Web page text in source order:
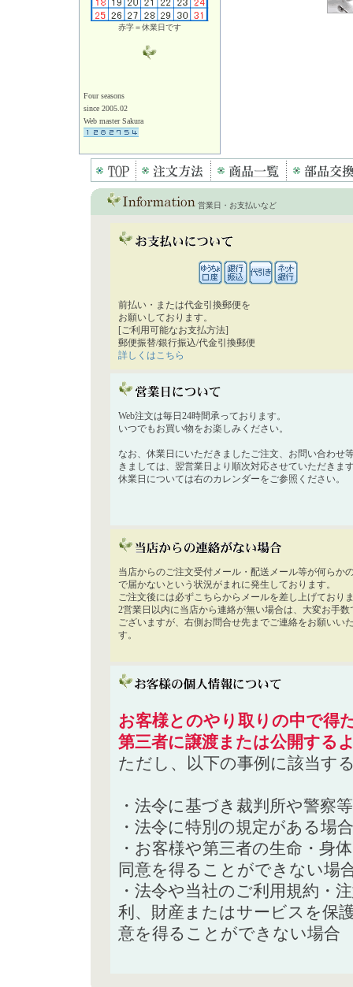
赤字＝休業日です
Four seasons
since 2005.02
Web master Sakura
営業日・お支払いなど
前払い・または代金引換郵便を
お願いしております。
[ご利用可能なお支払方法]
郵便振替/銀行振込/代金引換郵便
詳しくはこちら
Web注文は毎日24時間承っております。
いつでもお買い物をお楽しみください。
なお、休業日にいただきましたご注文、お問い合わせ
きましては、翌営業日より順次対応させていただきま
休業日については右のカレンダーをご参照ください。
当店からのご注文受付メール・配送メール等が何らか
で届かないという状況がまれに発生しております。
ご注文後には必ずこちらからメールを差し上げており
2営業日以内に当店から連絡が無い場合は、大変お手数
ございますが、右側お問合せ先までご連絡をお願いい
す。
お客様とのやり取りの中で得
第三者に譲渡または公開する
ただし、以下の事例に該当す
・法令に基づき裁判所や警察
・法令に特別の規定がある場合
・お客様や第三者の生命・身
同意を得ることができない場
・法令や当社のご利用規約・
利、財産またはサービスを保
意を得ることができない場合